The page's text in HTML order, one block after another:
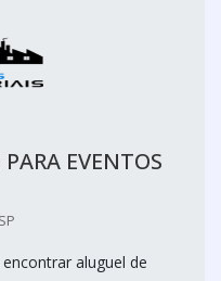
EVENTOS
aluguel de